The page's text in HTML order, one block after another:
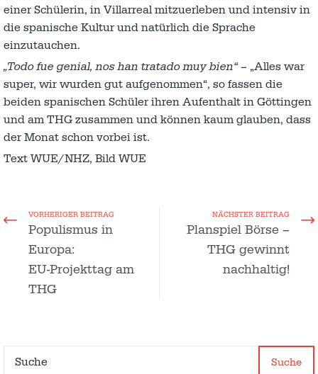
einer Schülerin, in Villarreal mitzuerleben und intensiv in
die spanische Kultur und natürlich die Sprache
einzutauchen.
„Todo fue genial, nos han tratado muy bien“– „Alles war
super, wir wurden gut aufgenommen“, so fassen die
beiden spanischen Schüler ihren Aufenthalt in Göttingen
und am THG zusammen und können kaum glauben, dass
der Monat schon vorbei ist.
Text WUE/NHZ, Bild WUE
VORHERIGER BEITRAG
Populismus in
Europa:
EU-Projekttag am
THG
NÄCHSTER BEITRAG
Planspiel Börse –
THG gewinnt
nachhaltig!
Suche